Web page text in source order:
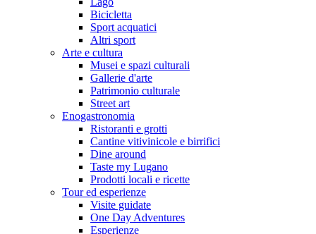
Bicicletta
Sport acquatici
Altri sport
Arte e cultura
Musei e spazi culturali
Gallerie d'arte
Patrimonio culturale
Street art
Enogastronomia
Ristoranti e grotti
Cantine vitivinicole e birrifici
Dine around
Taste my Lugano
Prodotti locali e ricette
Tour ed esperienze
Visite guidate
One Day Adventures
Esperienze